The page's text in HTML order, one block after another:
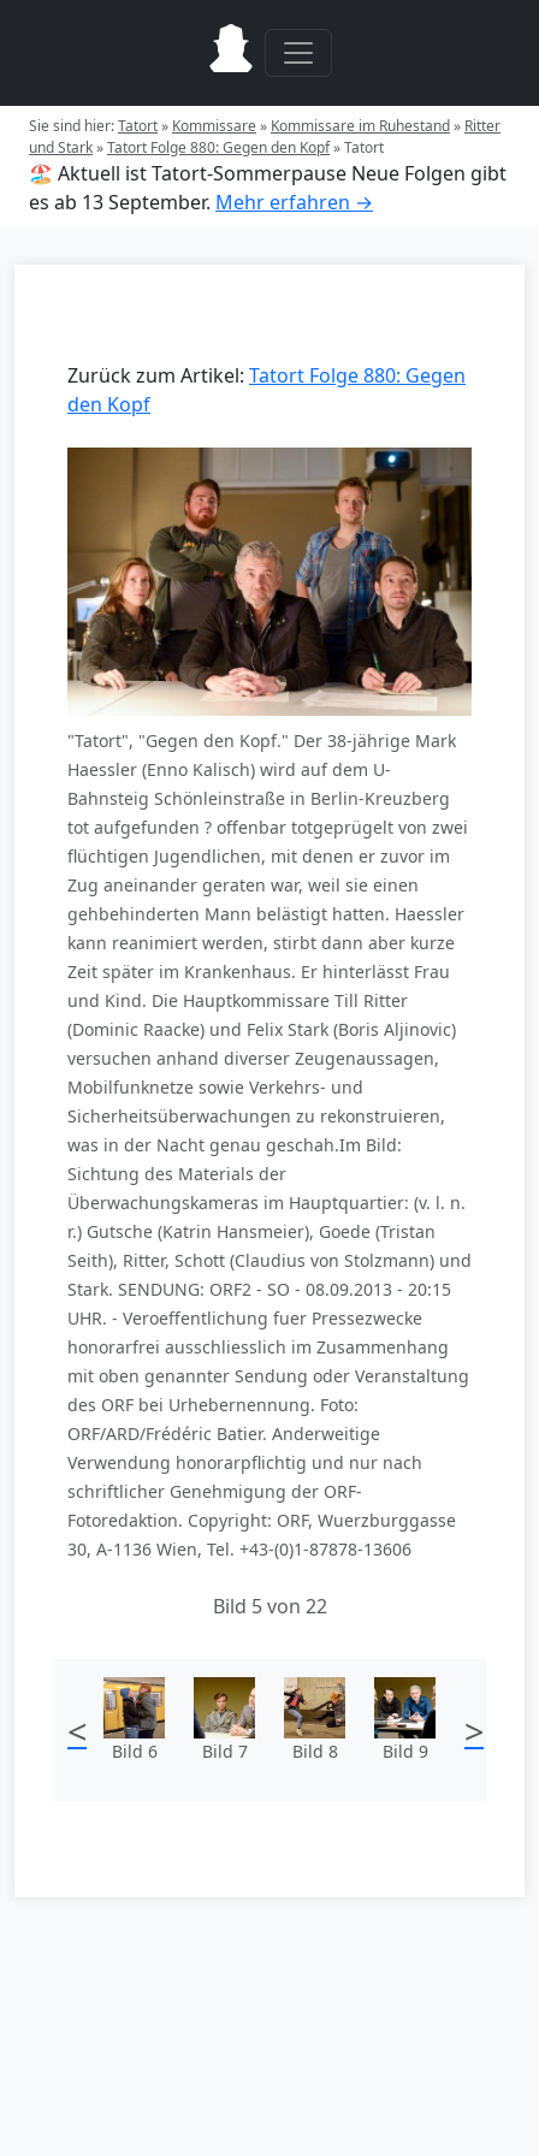
Sie sind hier:Tatort» Kommissare» Kommissare im Ruhestand» Ritter
und Stark»Tatort Folge 880: Gegen den Kopf»Tatort
🏖️ Aktuell ist Tatort-Sommerpause Neue Folgen gibt
es ab 13 September. Mehr erfahren →
Zurück zum Artikel: Tatort Folge 880: Gegen
den Kopf
"Tatort", "Gegen den Kopf." Der 38-jährige Mark
Haessler (Enno Kalisch) wird auf dem U-
Bahnsteig Schönleinstraße in Berlin-Kreuzberg
tot aufgefunden ? offenbar totgeprügelt von zwei
flüchtigen Jugendlichen, mit denen er zuvor im
Zug aneinander geraten war, weil sie einen
gehbehinderten Mann belästigt hatten. Haessler
kann reanimiert werden, stirbt dann aber kurze
Zeit später im Krankenhaus. Er hinterlässt Frau
und Kind. Die Hauptkommissare Till Ritter
(Dominic Raacke) und Felix Stark (Boris Aljinovic)
versuchen anhand diverser Zeugenaussagen,
Mobilfunknetze sowie Verkehrs- und
Sicherheitsüberwachungen zu rekonstruieren,
was in der Nacht genau geschah.Im Bild:
Sichtung des Materials der
Überwachungskameras im Hauptquartier: (v. l. n.
r.) Gutsche (Katrin Hansmeier), Goede (Tristan
Seith), Ritter, Schott (Claudius von Stolzmann) und
Stark. SENDUNG: ORF2 - SO - 08.09.2013 - 20:15
UHR. - Veroeffentlichung fuer Pressezwecke
honorarfrei ausschliesslich im Zusammenhang
mit oben genannter Sendung oder Veranstaltung
des ORF bei Urhebernennung. Foto:
ORF/ARD/Frédéric Batier. Anderweitige
Verwendung honorarpflichtig und nur nach
schriftlicher Genehmigung der ORF-
Fotoredaktion. Copyright: ORF, Wuerzburggasse
30, A-1136 Wien, Tel. +43-(0)1-87878-13606
Bild 5 von 22
< Bild 6 Bild 7 Bild 8 Bild 9 >